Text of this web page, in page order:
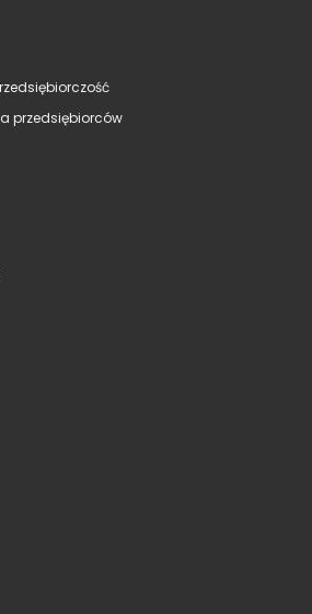
przedsiębiorców